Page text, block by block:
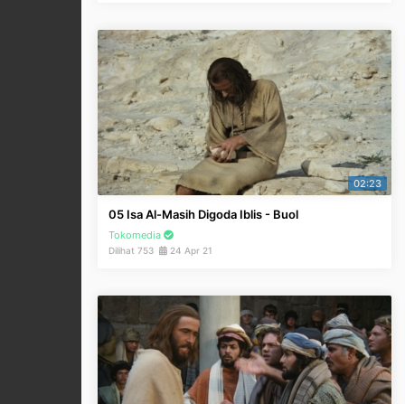
02:23
05 Isa Al-Masih Digoda Iblis - Buol
Tokomedia
Dilihat 753 24 Apr 21